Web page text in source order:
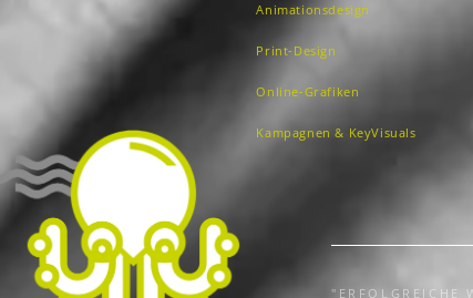
Animationsdesign
Print-Design
Online-Grafiken
Kampagnen & KeyVisuals